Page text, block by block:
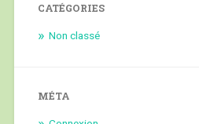
CATÉGORIES
Non classé
MÉTA